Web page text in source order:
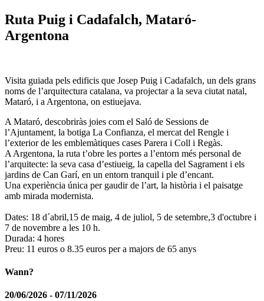
Ruta Puig i Cadafalch, Mataró-
Argentona
Visita guiada pels edificis que Josep Puig i Cadafalch, un dels grans
noms de l’arquitectura catalana, va projectar a la seva ciutat natal,
Mataró, i a Argentona, on estiuejava.
A Mataró, descobriràs joies com el Saló de Sessions de
l’Ajuntament, la botiga La Confianza, el mercat del Rengle i
l’exterior de les emblemàtiques cases Parera i Coll i Regàs.
A Argentona, la ruta t’obre les portes a l’entorn més personal de
l’arquitecte: la seva casa d’estiueig, la capella del Sagrament i els
jardins de Can Garí, en un entorn tranquil i ple d’encant.
Una experiència única per gaudir de l’art, la història i el paisatge
amb mirada modernista.
Dates: 18 d´abril,15 de maig, 4 de juliol, 5 de setembre,3 d'octubre i
7 de novembre a les 10 h.
Durada: 4 hores
Preu: 11 euros o 8.35 euros per a majors de 65 anys
Wann?
20/06/2026 - 07/11/2026